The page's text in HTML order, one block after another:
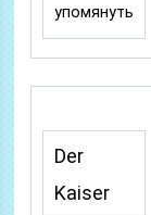
упомянуть
Der
Kaiser